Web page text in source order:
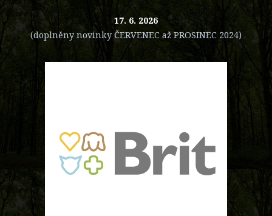
17. 6. 2026
(doplněny novinky ČERVENEC až PROSINEC 2024)